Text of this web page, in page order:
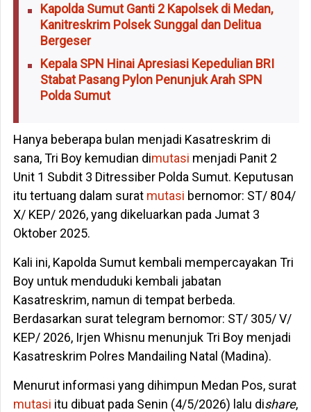
Kapolda Sumut Ganti 2 Kapolsek di Medan,
Kanitreskrim Polsek Sunggal dan Delitua
Bergeser
Kepala SPN Hinai Apresiasi Kepedulian BRI
Stabat Pasang Pylon Penunjuk Arah SPN
Polda Sumut
Hanya beberapa bulan menjadi Kasatreskrim di
sana, Tri Boy kemudian dimutasi menjadi Panit 2
Unit 1 Subdit 3 Ditressiber Polda Sumut. Keputusan
itu tertuang dalam surat mutasi bernomor: ST/ 804/
X/ KEP/ 2026, yang dikeluarkan pada Jumat 3
Oktober 2025.
Kali ini, Kapolda Sumut kembali mempercayakan Tri
Boy untuk menduduki kembali jabatan
Kasatreskrim, namun di tempat berbeda.
Berdasarkan surat telegram bernomor: ST/ 305/ V/
KEP/ 2026, Irjen Whisnu menunjuk Tri Boy menjadi
Kasatreskrim Polres Mandailing Natal (Madina).
Menurut informasi yang dihimpun Medan Pos, surat
mutasi itu dibuat pada Senin (4/5/2026) lalu dishare,